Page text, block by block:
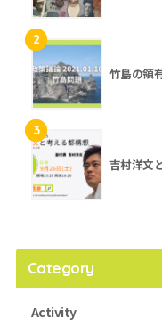
2
竹島の領
3
吉村洋文
Category
Activity